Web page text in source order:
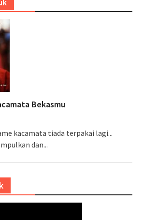
Bekasmu
kacamata tiada terpakai lagi...
dan...